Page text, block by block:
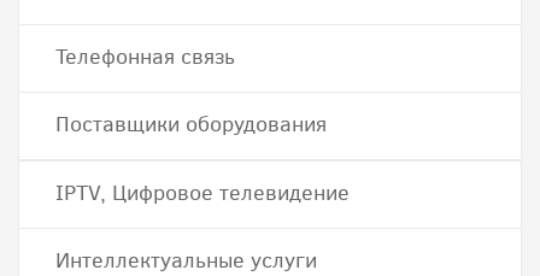
Телефонная связь
Поставщики оборудования
IPTV, Цифровое телевидение
Интеллектуальные услуги